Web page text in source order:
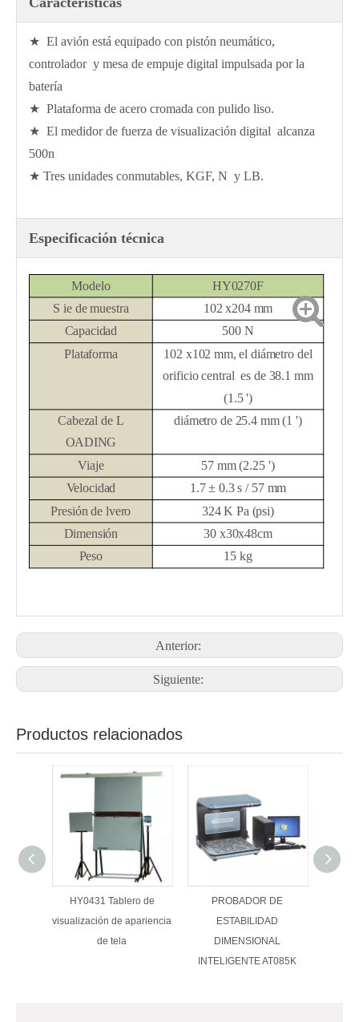
★ El avión está equipado con pistón neumático,
controlador y mesa de empuje digital impulsada por la
batería
★ Plataforma de acero cromada con pulido liso.
★ El medidor de fuerza de visualización digital alcanza
500n
★ Tres unidades conmutables, KGF, N y LB.
Especificación técnica
Modelo
HY0270F
Sie de muestra
102 x204 mm
Capacidad
500 N
Plataforma
102 x102 mm, el diámetro del
orificio central es de 38.1 mm
(1.5 ')
Cabezal de L
OADING
diámetro de 25.4 mm (1 ')
Viaje 57 mm (2.25 ')
Velocidad
1.7 ± 0.3 s / 57 mm
Presión de lvero 324KPa (psi)
Dimensión
30 x30x48cm
Peso
15 kg
Anterior:
Siguiente:
Productos relacionados
HY0431 Tablero de
visualización de apariencia
de tela
PROBADOR DE
ESTABILIDAD
DIMENSIONAL
INTELIGENTE AT085K